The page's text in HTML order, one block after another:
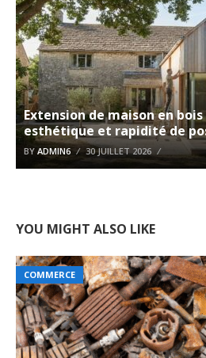
Extension de maison en
esthétique et rapidité de
BY ADMIN6 30 JUILLET 2026
YOU MIGHT ALSO LIKE
COMMERCE